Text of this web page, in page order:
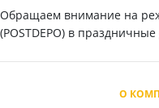
Обращаем внимание на
(POSTDEPO) в
О